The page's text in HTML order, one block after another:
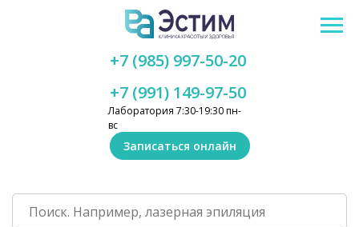
Лаборатория 7:30-19:30 пн-
вс
+7 (991) 149-97-50
+7 (985) 997-50-20
Записаться онлайн